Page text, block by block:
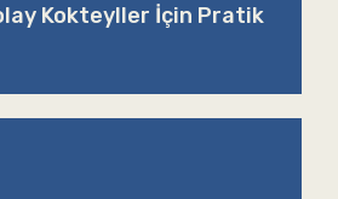
Kokteyller İçin Pratik